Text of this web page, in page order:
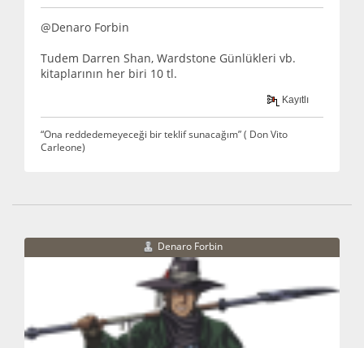
@Denaro Forbin
Tudem Darren Shan, Wardstone Günlükleri vb.
kitaplarının her biri 10 tl.
Kayıtlı
“Ona reddedemeyeceği bir teklif sunacağım” ( Don Vito
Carleone)
Denaro Forbin